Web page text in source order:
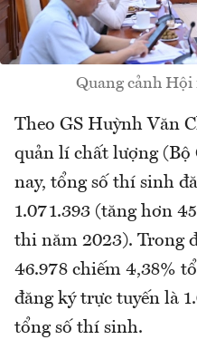
Quang cảnh
Theo GS Huỳnh Văn
quản lí chất lượng
nay, tổng số thí sinh
1.071.393 (tăng hơn
thi năm 2023). Trong
46.978 chiếm 4,38%
đăng ký trực tuyến là
tổng số thí sinh.